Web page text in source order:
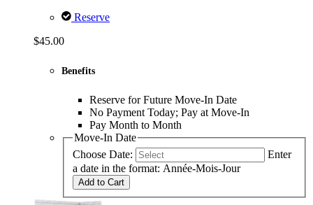
Reserve
$45.00
Benefits
Reserve for Future Move-In Date
No Payment Today; Pay at Move-In
Pay Month to Month
Move-In Date
Choose Date:
Enter
a date in the format: Année-Mois-Jour
Add to Cart